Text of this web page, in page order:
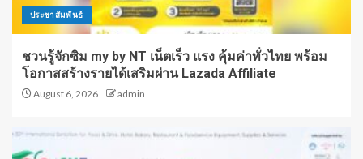
ประชาสัมพันธ์
ชวนรู้จักซิม my by NT เน็ตเร็ว แรง คุ้มค่าทั่วไทย พร้อม
โอกาสสร้างรายได้เสริมผ่าน Lazada Affiliate
August 6, 2026 admin